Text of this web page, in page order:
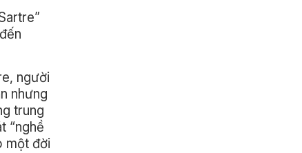
người
nhưng
trung
“nghề
một đời